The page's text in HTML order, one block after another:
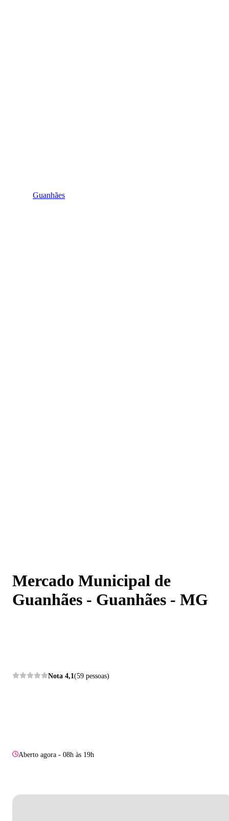
Guanhães
Mercado Municipal de
Guanhães - Guanhães - MG
Nota 4,1 (59 pessoas)
Aberto agora - 08h às 19h